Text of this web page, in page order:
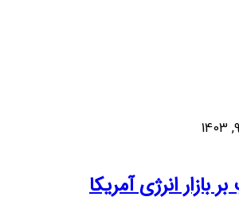
بازار انرژی آمریکا